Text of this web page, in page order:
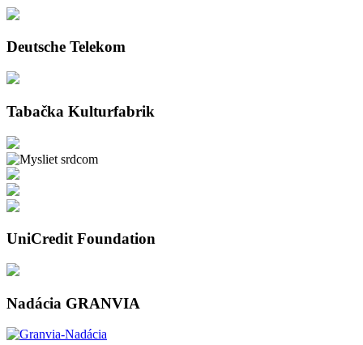
Deutsche Telekom
Tabačka Kulturfabrik
UniCredit Foundation
Nadácia GRANVIA